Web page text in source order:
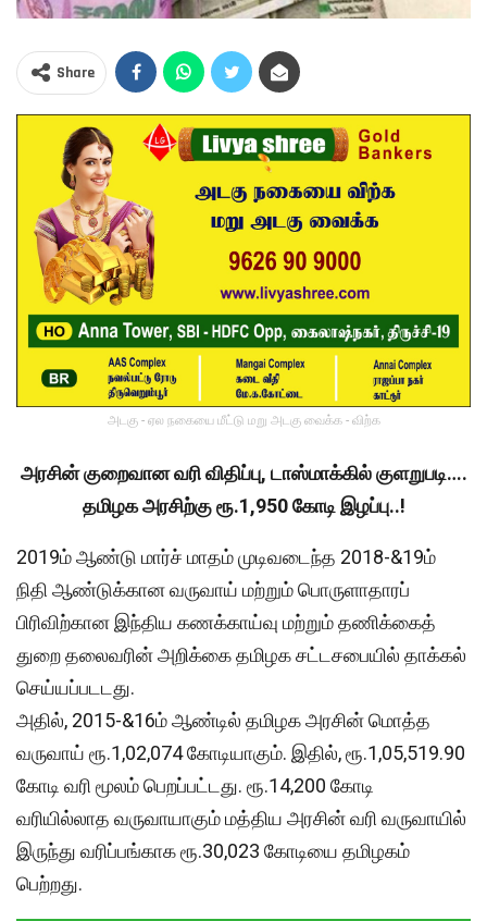
Share
அடகு - ஏல நகையை மீட்டு மறு அடகு வைக்க - விற்க
அரசின் குறைவான வரி விதிப்பு, டாஸ்மாக்கில் குளறுபடி….
தமிழக அரசிற்கு ரூ.1,950 கோடி இழப்பு..!
2019ம் ஆண்டு மார்ச் மாதம் முடிவடைந்த 2018-&19ம்
நிதி ஆண்டுக்கான வருவாய் மற்றும் பொருளாதாரப்
பிரிவிற்கான இந்திய கணக்காய்வு மற்றும் தணிக்கைத்
துறை தலைவரின் அறிக்கை தமிழக சட்டசபையில் தாக்கல்
செய்யப்படடது.
அதில், 2015-&16ம் ஆண்டில் தமிழக அரசின் மொத்த
வருவாய் ரூ.1,02,074 கோடியாகும். இதில், ரூ.1,05,519.90
கோடி வரி மூலம் பெறப்பட்டது. ரூ.14,200 கோடி
வரியில்லாத வருவாயாகும் மத்திய அரசின் வரி வருவாயில்
இருந்து வரிப்பங்காக ரூ.30,023 கோடியை தமிழகம்
பெற்றது.